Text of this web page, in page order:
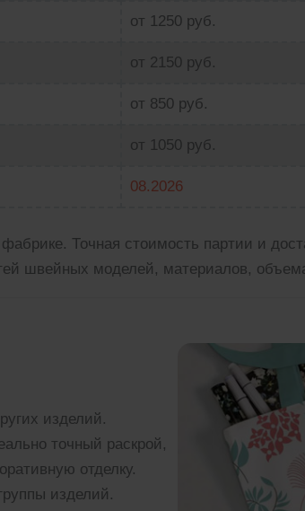
от 1250 руб.
от 2150 руб.
от 850 руб.
от 1050 руб.
08.2026
Точная стоимость партии и
швейных моделей, материалов,
изделий.
точный раскрой,
отделку.
изделий.